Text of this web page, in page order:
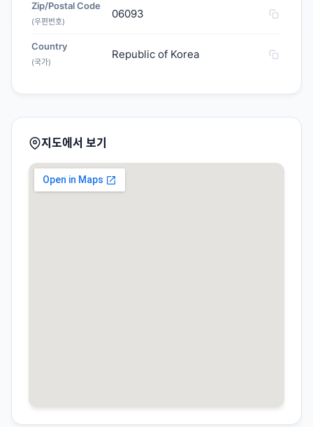
Zip/Postal Code
(우편번호)
06093
Country
(국가)
Republic of Korea
지도에서 보기